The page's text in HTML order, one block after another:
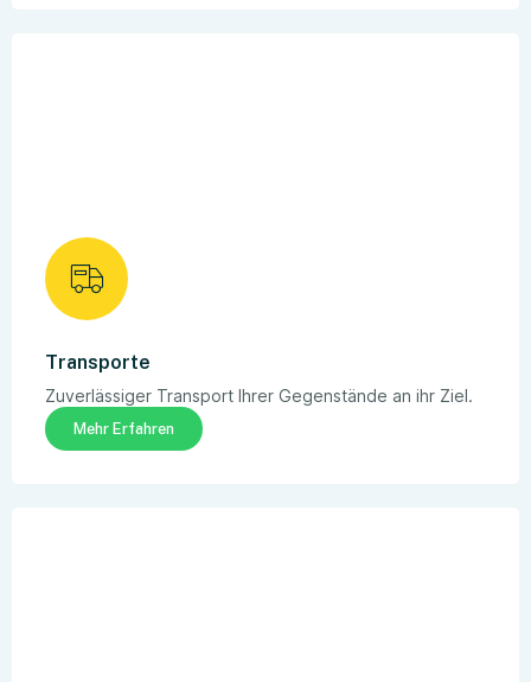
Transporte
Zuverlässiger Transport Ihrer Gegenstände an ihr Ziel.
Mehr Erfahren